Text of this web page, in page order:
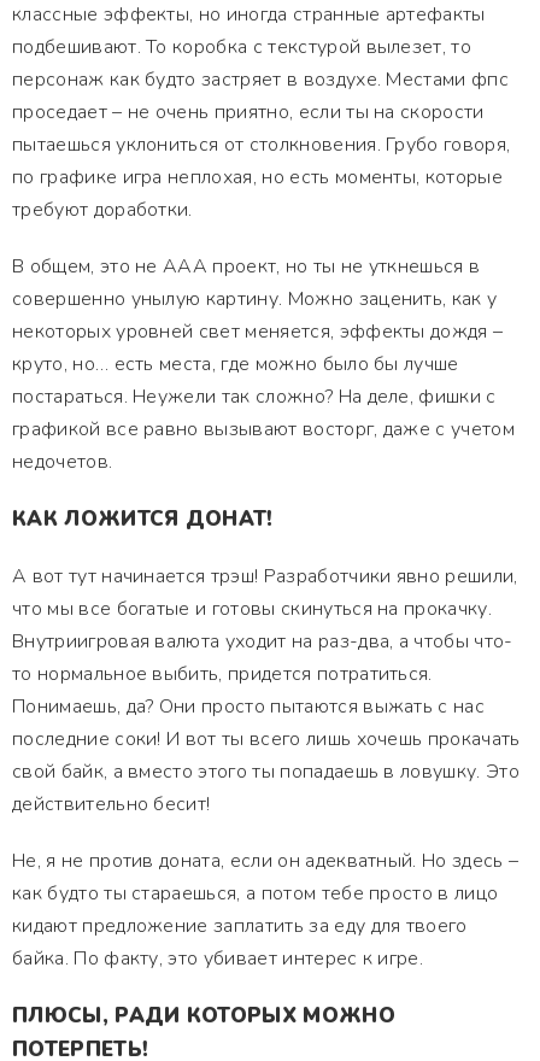
классные эффекты, но иногда странные артефакты
подбешивают. То коробка с текстурой вылезет, то
персонаж как будто застряет в воздухе. Местами фпс
проседает – не очень приятно, если ты на скорости
пытаешься уклониться от столкновения. Грубо говоря,
по графике игра неплохая, но есть моменты, которые
требуют доработки.
В общем, это не AAA проект, но ты не уткнешься в
совершенно унылую картину. Можно заценить, как у
некоторых уровней свет меняется, эффекты дождя –
круто, но… есть места, где можно было бы лучше
постараться. Неужели так сложно? На деле, фишки с
графикой все равно вызывают восторг, даже с учетом
недочетов.
КАК ЛОЖИТСЯ ДОНАТ!
А вот тут начинается трэш! Разработчики явно решили,
что мы все богатые и готовы скинуться на прокачку.
Внутриигровая валюта уходит на раз-два, а чтобы что-
то нормальное выбить, придется потратиться.
Понимаешь, да? Они просто пытаются выжать с нас
последние соки! И вот ты всего лишь хочешь прокачать
свой байк, а вместо этого ты попадаешь в ловушку. Это
действительно бесит!
Не, я не против доната, если он адекватный. Но здесь –
как будто ты стараешься, а потом тебе просто в лицо
кидают предложение заплатить за еду для твоего
байка. По факту, это убивает интерес к игре.
ПЛЮСЫ, РАДИ КОТОРЫХ МОЖНО
ПОТЕРПЕТЬ!